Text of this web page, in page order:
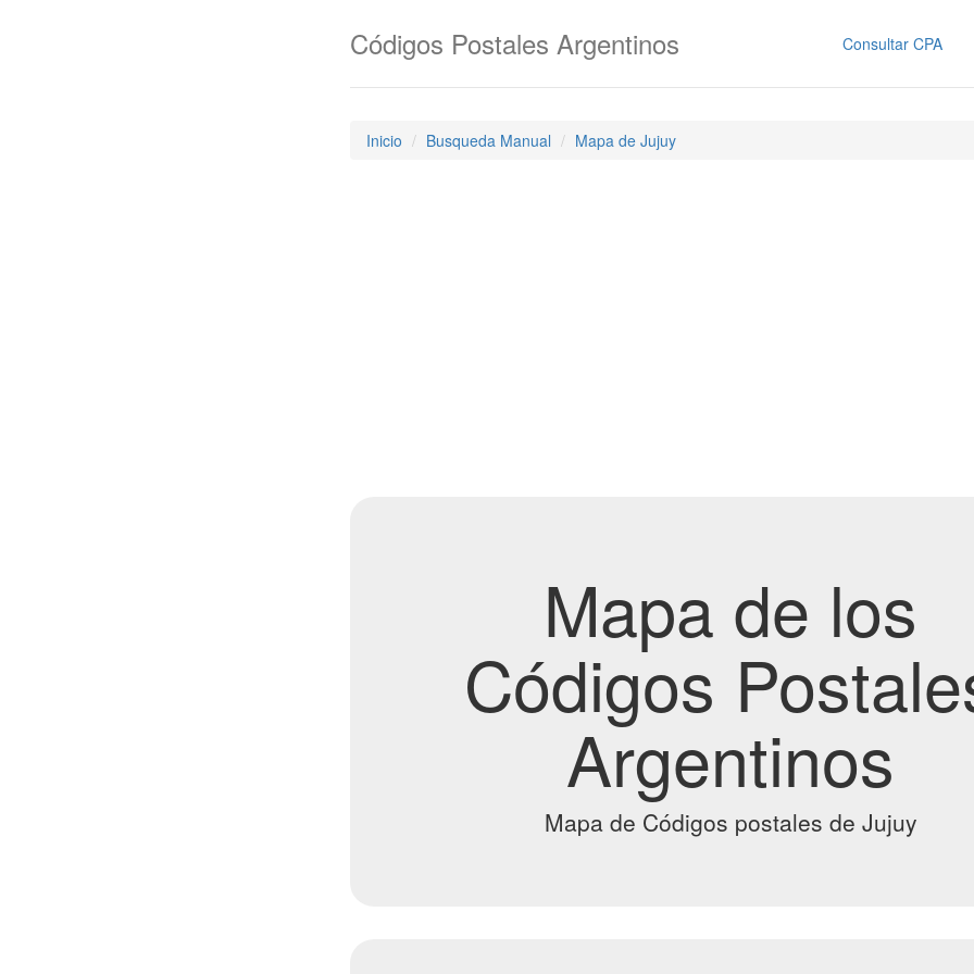
Consultar CPA
Códigos Postales Argentinos
Inicio Busqueda Manual Mapa de Jujuy
Mapa de los
Códigos
Argentinos
Mapa de Códigos postales de Jujuy